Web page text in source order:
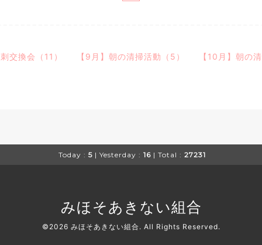
交換会（11） 【9月】朝の清掃活動（5） 【10月】朝の
Today : 5 | Yesterday : 16 | Total : 27231
みほそあきない組合
©2026 みほそあきない組合 . All Rights Reserved.